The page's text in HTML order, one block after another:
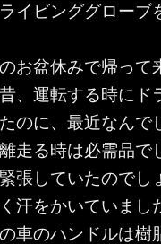
イビンググローブ
お盆休みで帰って
昔、運転する時にド
のに、最近なんで
走る時は必需品で
張していたのでし
汗をかいていまし
車のハンドルは樹